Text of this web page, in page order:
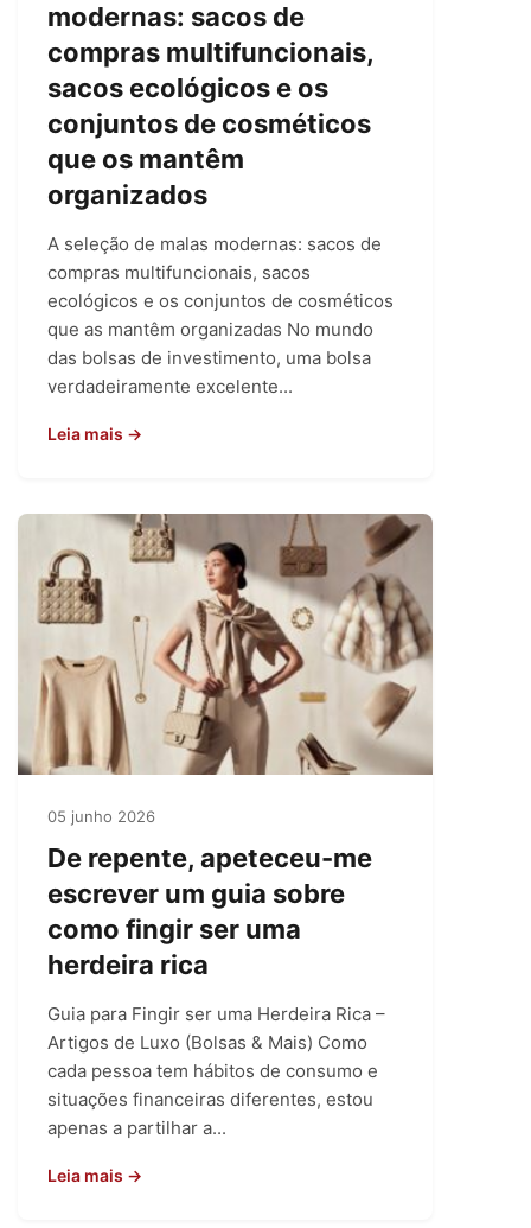
modernas: sacos de
compras multifuncionais,
sacos ecológicos e os
conjuntos de cosméticos
que os mantêm
organizados
A seleção de malas modernas: sacos de
compras multifuncionais, sacos
ecológicos e os conjuntos de cosméticos
que as mantêm organizadas No mundo
das bolsas de investimento, uma bolsa
verdadeiramente excelente...
Leia mais →
05 junho 2026
De repente, apeteceu-me
escrever um guia sobre
como fingir ser uma
herdeira rica
Guia para Fingir ser uma Herdeira Rica –
Artigos de Luxo (Bolsas & Mais) Como
cada pessoa tem hábitos de consumo e
situações financeiras diferentes, estou
apenas a partilhar a...
Leia mais →